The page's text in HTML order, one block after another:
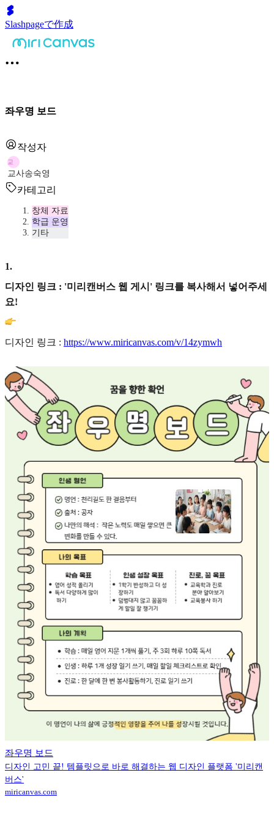
Slashpageで作成
좌우명 보드
작성자
교
교사송숙영
카테고리
창체 자료
학급 운영
기타
1.
디자인 링크 : '미리캔버스 웹 게시' 링크를 복사해서 넣어주세
요!
디자인 링크 : https://www.miricanvas.com/v/14zymwh
좌우명 보드
디자인 고민 끝! 템플릿으로 바로 해결하는 웹 디자인 플랫폼 '미리캔
버스'
miricanvas.com